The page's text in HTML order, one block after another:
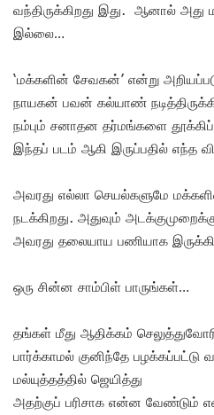
வந்திருக்கிறது இது. ஆனால்
இல்லை…
‘மக்களின் சேவகன்’ என்று
நாயகன் பவன் கல்யாண்
நம்பும் சனாதன தர்மங்களை
இந்தப் படம் ஆகி இருப்பதில் எந்த
அவரது எல்லா செயல்களுமே
நடக்கிறது. அதுவும்
அவரது தலையாய பணியாக
ஒரு சின்ன சாம்பிள் பாருங்கள்…
தங்கள் மீது ஆதிக்கம்
பார்க்காமல் குனிந்தே
மல்யுத்தத்தில் ஜெயித்து
அதற்குப் பரிசாக என்ன வேண்டும்